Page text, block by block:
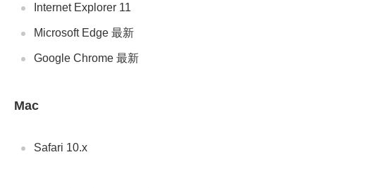
Internet Explorer 11
Microsoft Edge 最新
Google Chrome 最新
Mac
Safari 10.x